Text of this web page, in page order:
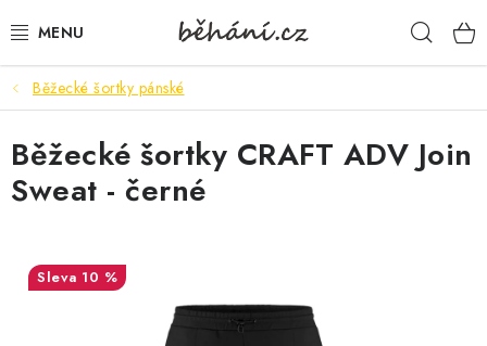
na
BOTY PÁNSKÉ
BOTY DÁMSKÉ
PÁNSKÉ OBLEČENÍ
DÁMSKÉ OBLEČENÍ
Běžecké šortky pánské
Běžecké šortky CRAFT ADV Join
Sweat - černé
10 %